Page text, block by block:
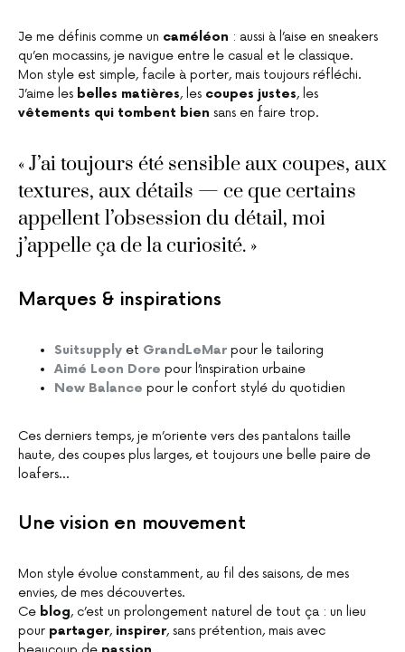
Je me définis comme un caméléon : aussi à l’aise en sneakers
qu’en mocassins, je navigue entre le casual et le classique.
Mon style est simple, facile à porter, mais toujours réfléchi.
J’aime les belles matières, les coupes justes, les
vêtements qui tombent bien sans en faire trop.
« J’ai toujours été sensible aux coupes, aux
textures, aux détails — ce que certains
appellent l’obsession du détail, moi
j’appelle ça de la curiosité. »
Marques & inspirations
Suitsupply et GrandLeMar pour le tailoring
Aimé Leon Dore pour l’inspiration urbaine
New Balance pour le confort stylé du quotidien
Ces derniers temps, je m’oriente vers des pantalons taille
haute, des coupes plus larges, et toujours une belle paire de
loafers…
Une vision en mouvement
Mon style évolue constamment, au fil des saisons, de mes
envies, de mes découvertes.
Ce blog, c’est un prolongement naturel de tout ça : un lieu
pour partager, inspirer, sans prétention, mais avec